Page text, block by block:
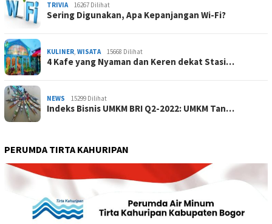
TRIVIA 16267 Dilihat
Sering Digunakan, Apa Kepanjangan Wi-Fi?
KULINER, WISATA 15668 Dilihat
4 Kafe yang Nyaman dan Keren dekat Stasi…
NEWS 15299 Dilihat
Indeks Bisnis UMKM BRI Q2-2022: UMKM Tan…
PERUMDA TIRTA KAHURIPAN